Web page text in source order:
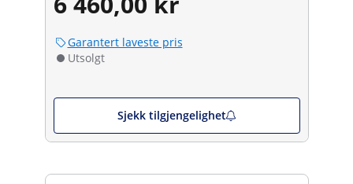
Garantert laveste pris
Utsolgt
Sjekk tilgjengelighet